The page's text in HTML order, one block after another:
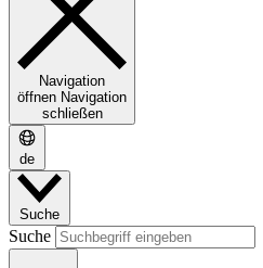
Navigation
öffnen Navigation
schließen
de
Suche
Suche